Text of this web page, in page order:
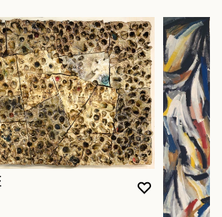
VOUS
FERMER
OUVRIR LA